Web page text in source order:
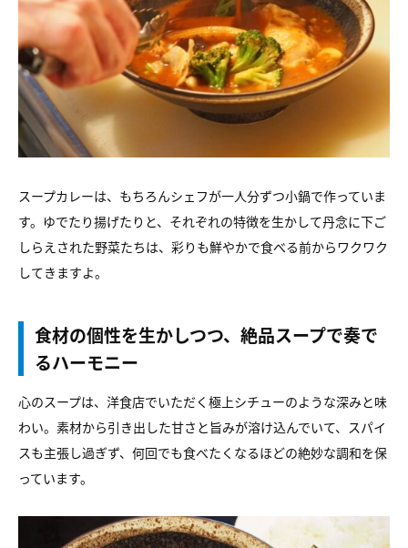
スープカレーは、もちろんシェフが一人分ずつ小鍋で作っていま
す。ゆでたり揚げたりと、それぞれの特徴を生かして丹念に下ご
しらえされた野菜たちは、彩りも鮮やかで食べる前からワクワク
してきますよ。
食材の個性を生かしつつ、絶品スープで奏で
るハーモニー
心のスープは、洋食店でいただく極上シチューのような深みと味
わい。素材から引き出した甘さと旨みが溶け込んでいて、スパイ
スも主張し過ぎず、何回でも食べたくなるほどの絶妙な調和を保
っています。